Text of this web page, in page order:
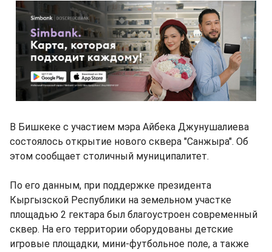
В Бишкеке с участием мэра Айбека Джунушалиева
состоялось открытие нового сквера "Санжыра". Об
этом сообщает столичный муниципалитет.
По его данным, при поддержке президента
Кыргызской Республики на земельном участке
площадью 2 гектара был благоустроен современный
сквер. На его территории оборудованы детские
игровые площадки, мини-футбольное поле, а также